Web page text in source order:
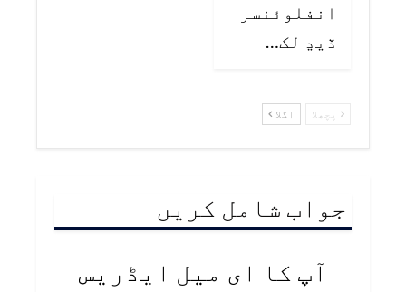
انفلوئنسر
ڏيڍ لک…
پچھلا اگلا
جواب شامل کریں
آپ کا ای میل ایڈریس